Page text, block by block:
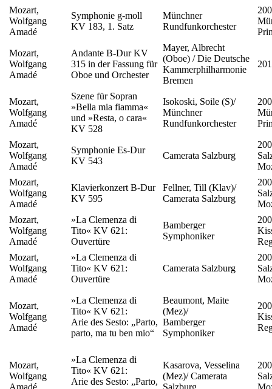
Mozart,
Wolfgang
Amadé
Symphonie g-moll
KV 183, 1. Satz
Münchner
Rundfunkorchester
Mozart,
Wolfgang
Amadé
Andante B-Dur KV
315 in der Fassung für
Oboe und Orchester
Mayer, Albrecht
(Oboe) / Die Deutsche
Kammerphilharmonie
Bremen
Mozart,
Wolfgang
Amadé
Szene für Sopran
»Bella mia fiamma«
und »Resta, o cara«
KV 528
Isokoski, Soile (S)/
Münchner
Rundfunkorchester
Mozart,
Wolfgang
Amadé
Symphonie Es-Dur
KV 543
Camerata Salzburg
Mozart,
Wolfgang
Amadé
Klavierkonzert B-Dur
KV 595
Fellner, Till (Klav)/
Camerata Salzburg
Mozart,
Wolfgang
Amadé
»La Clemenza di
Tito« KV 621:
Ouvertüre
Bamberger
Symphoniker
Mozart,
Wolfgang
Amadé
»La Clemenza di
Tito« KV 621:
Ouvertüre
Camerata Salzburg
Mozart,
Wolfgang
Amadé
»La Clemenza di
Tito« KV 621:
Arie des Sesto: „Parto,
parto, ma tu ben mio“
Beaumont, Maite
(Mez)/
Bamberger
Symphoniker
Mozart,
Wolfgang
Amadé
»La Clemenza di
Tito« KV 621:
Arie des Sesto: „Parto,
Kasarova, Vesselina
(Mez)/ Camerata
Salzburg